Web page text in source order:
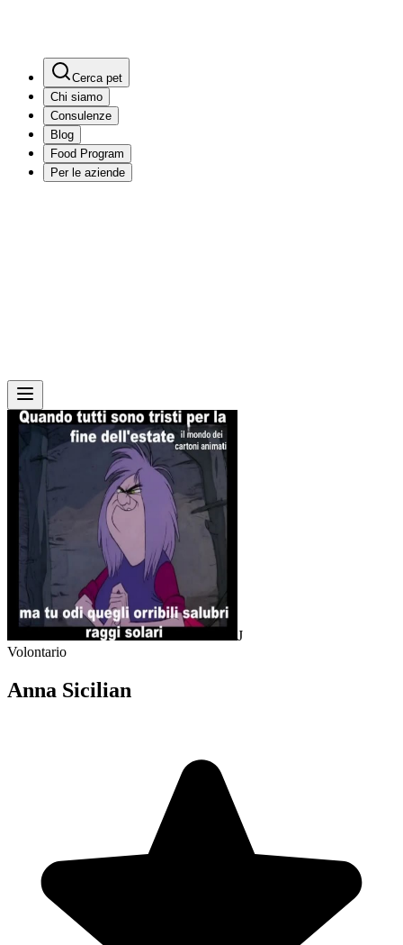
Cerca pet
Chi siamo
Consulenze
Blog
Food Program
Per le aziende
J
Volontario
Anna Sicilian